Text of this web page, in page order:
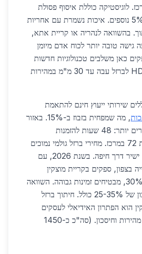
במרכז. לוגיסטיקה כוללת איסוף פסולת
חינם, מה שחוסך 5% נוספים. איכות נשמרת עם אחריות
בהשוואה לנהריה או קריית אתא,
גישה טובה יותר לכוח אדם מיומן
כאן משלבים טכנולוגיות חדשות
כמו חיתוך פלזמה HD לברזל עבה עד 30 מ"מ במהירות
שירותי ייעוץ חינם להתאמת
, מה שמפחית בזבוז ב-15%. באזור
צפון, זמני ייצור קצרים יותר: 48 שעות להזמנות
סטנדרטיות, לעומת 72 במרכז. מחירי ברזל גולמי נמוכים
ב-10% בגלל יבוא ישיר דרך חיפה. בשנת 2026, עם
בצפון, ספקים בקריית מוצקין
הרחיבו קיבולת ב-30%, מבטיחים זמינות גבוהה. השוואה
לדרום מראה חיסכון של 25-35% כולל. חיתוך ברזל
הוא הפתרון האידיאלי לעסקים
שמחפשים איכות, מהירות וחיסכון. (סה"כ כ-1450